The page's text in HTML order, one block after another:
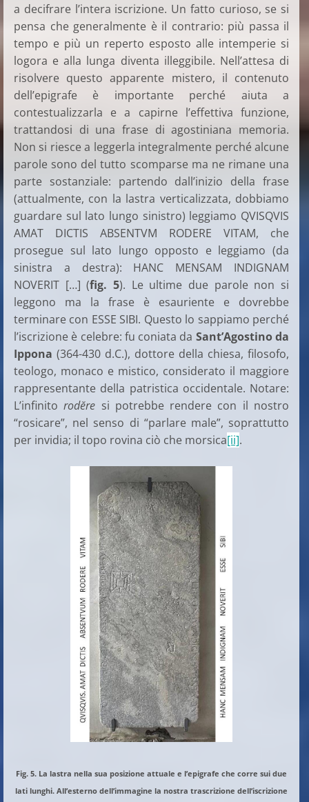
a decifrare l’intera iscrizione. Un fatto curioso, se si
pensa che generalmente è il contrario: più passa il
tempo e più un reperto esposto alle intemperie si
logora e alla lunga diventa illeggibile. Nell’attesa di
risolvere questo apparente mistero, il contenuto
dell’epigrafe è importante perché aiuta a
contestualizzarla e a capirne l’effettiva funzione,
trattandosi di una frase di agostiniana memoria.
Non si riesce a leggerla integralmente perché alcune
parole sono del tutto scomparse ma ne rimane una
parte sostanziale: partendo dall’inizio della frase
(attualmente, con la lastra verticalizzata, dobbiamo
guardare sul lato lungo sinistro) leggiamo QVISQVIS
AMAT DICTIS ABSENTVM RODERE VITAM, che
prosegue sul lato lungo opposto e leggiamo (da
sinistra a destra): HANC MENSAM INDIGNAM
NOVERIT […] (fig. 5). Le ultime due parole non si
leggono ma la frase è esauriente e dovrebbe
terminare con ESSE SIBI. Questo lo sappiamo perché
l’iscrizione è celebre: fu coniata da Sant’Agostino da
Ippona (364-430 d.C.), dottore della chiesa, filosofo,
teologo, monaco e mistico, considerato il maggiore
rappresentante della patristica occidentale. Notare:
L’infinitorodĕre si potrebbe rendere con il nostro
“rosicare”, nel senso di “parlare male”, soprattutto
per invidia; il topo rovina ciò che morsica[ii].
Fig. 5. La lastra nella sua posizione attuale e l’epigrafe che corre sui due
lati lunghi. All’esterno dell’immagine la nostra trascrizione dell’iscrizione